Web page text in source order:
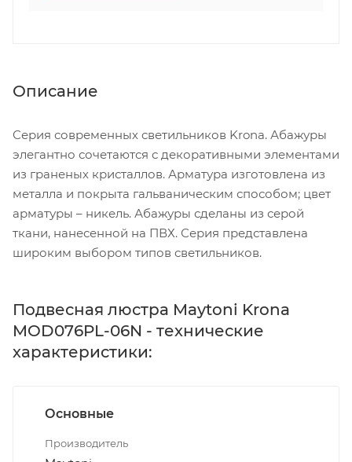
Описание
Серия современных светильников Krona. Абажуры
элегантно сочетаются с декоративными элементами
из граненых кристаллов. Арматура изготовлена из
металла и покрыта гальваническим способом; цвет
арматуры – никель. Абажуры сделаны из серой
ткани, нанесенной на ПВХ. Серия представлена
широким выбором типов светильников.
Подвесная люстра Maytoni Krona
MOD076PL-06N - технические
характеристики:
Основные
Производитель